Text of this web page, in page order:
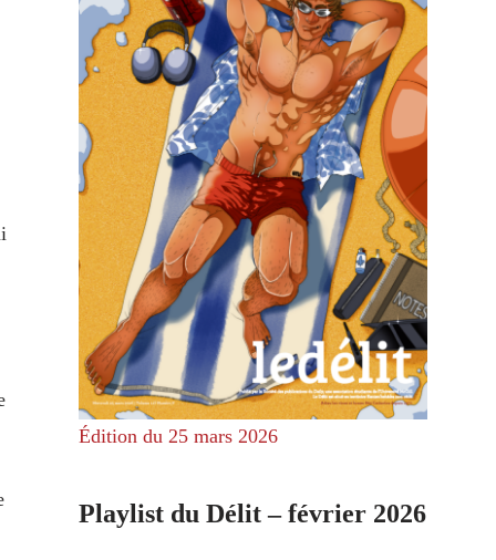
Édition du 25 mars 2026
Playlist du Délit – février 2026